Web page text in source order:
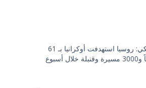
زيلينسكي: روسيا استهدفت أوكرانيا بـ 61
أسبوع